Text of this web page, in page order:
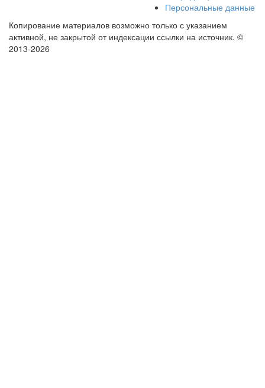
Персональные данные
Копирование материалов возможно только с указанием
активной, не закрытой от индексации ссылки на источник. ©
2013-2026